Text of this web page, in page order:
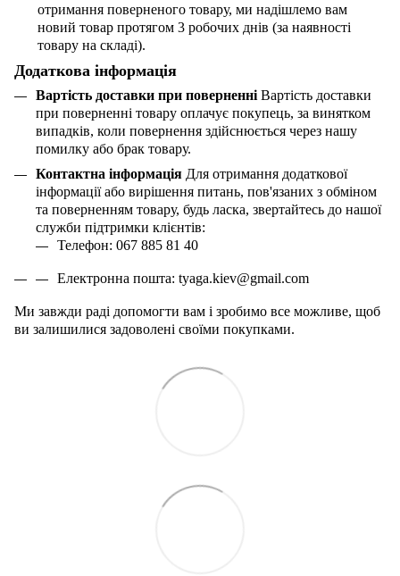
отримання поверненого товару, ми надішлемо вам
новий товар протягом 3 робочих днів (за наявності
товару на складі).
Додаткова інформація
Вартість доставки при поверненні Вартість доставки
при поверненні товару оплачує покупець, за винятком
випадків, коли повернення здійснюється через нашу
помилку або брак товару.
Контактна інформація Для отримання додаткової
інформації або вирішення питань, пов'язаних з обміном
та поверненням товару, будь ласка, звертайтесь до нашої
служби підтримки клієнтів:
Телефон: 067 885 81 40
Електронна пошта: tyaga.kiev@gmail.com
Ми завжди раді допомогти вам і зробимо все можливе, щоб
ви залишилися задоволені своїми покупками.